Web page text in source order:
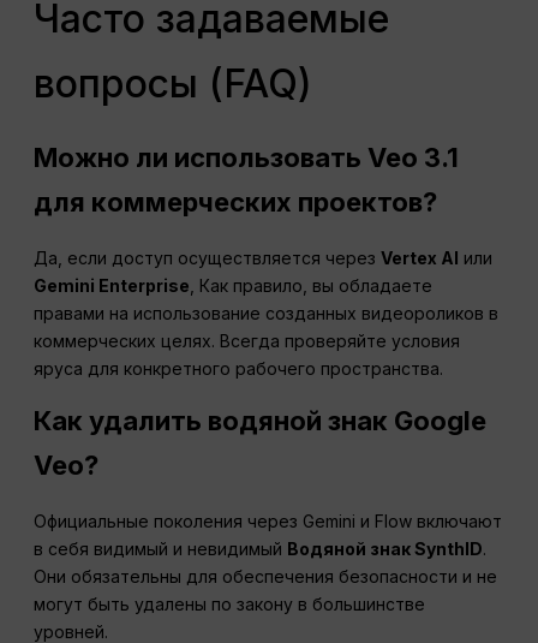
Часто задаваемые
вопросы (FAQ)
Можно ли использовать Veo 3.1
для коммерческих проектов?
Да, если доступ осуществляется черезVertex AI или
Gemini Enterprise , Как правило, вы обладаете
правами на использование созданных видеороликов в
коммерческих целях. Всегда проверяйте условия
яруса для конкретного рабочего пространства.
Как удалить водяной знак Google
Veo?
Официальные поколения через Gemini и Flow включают
в себя видимый и невидимый Водяной знак SynthID.
Они обязательны для обеспечения безопасности и не
могут быть удалены по закону в большинстве
уровней.